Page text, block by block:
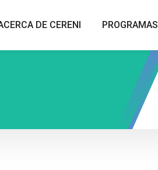
DE CERENI PROGRAMAS